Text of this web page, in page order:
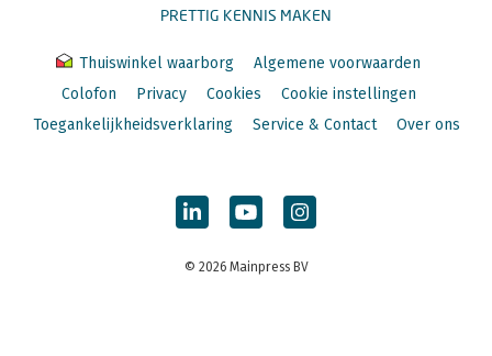
PRETTIG KENNIS MAKEN
Thuiswinkel waarborg
Algemene voorwaarden
Colofon
Privacy Cookies
Cookie instellingen
Toegankelijkheidsverklaring
Service & Contact Over ons
© 2026 Mainpress BV